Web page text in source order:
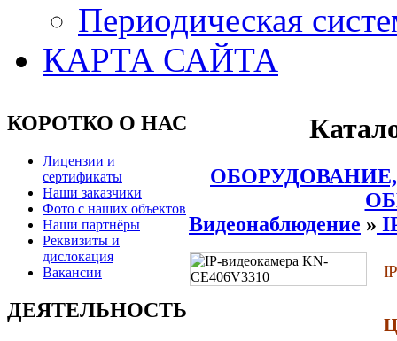
Периодическая
КАРТА САЙТА
КОРОТКО О НАС
Лицензии и
сертификаты
Наши заказчики
Фото с наших объектов
Наши партнёры
Реквизиты и
дислокация
Вакансии
ДЕЯТЕЛЬНОСТЬ
Видеонаблюдение »